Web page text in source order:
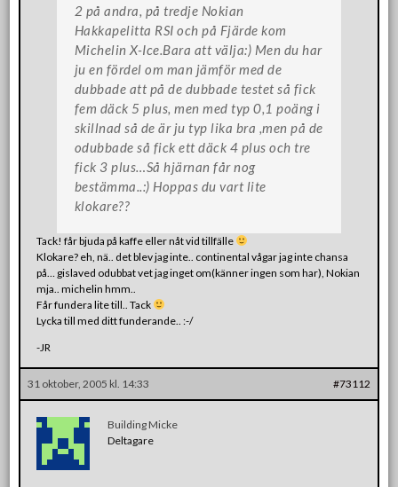
2 på andra, på tredje Nokian
Hakkapelitta RSI och på Fjärde kom
Michelin X-Ice.Bara att välja:) Men du har
ju en fördel om man jämför med de
dubbade att på de dubbade testet så fick
fem däck 5 plus, men med typ 0,1 poäng i
skillnad så de är ju typ lika bra ,men på de
odubbade så fick ett däck 4 plus och tre
fick 3 plus…Så hjärnan får nog
bestämma..:) Hoppas du vart lite
klokare??
Tack! får bjuda på kaffe eller nåt vid tillfälle
Klokare? eh, nä.. det blev jag inte.. continental vågar jag inte chansa
på… gislaved odubbat vet jag inget om(känner ingen som har), Nokian
mja.. michelin hmm..
Får fundera lite till.. Tack
Lycka till med ditt funderande.. :-/
-JR
31 oktober, 2005 kl. 14:33 #73112
Building Micke
Deltagare